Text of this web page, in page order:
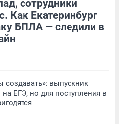
сотрудники
Как Екатеринбург
БПЛА — следили в
создавать»: выпускник
на ЕГЭ, но для поступления в